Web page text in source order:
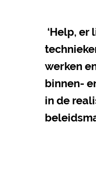
‘Help,
werken
binnen-
in de